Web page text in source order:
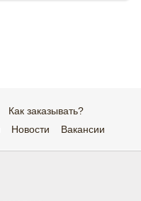
Как заказывать?
Новости Вакансии